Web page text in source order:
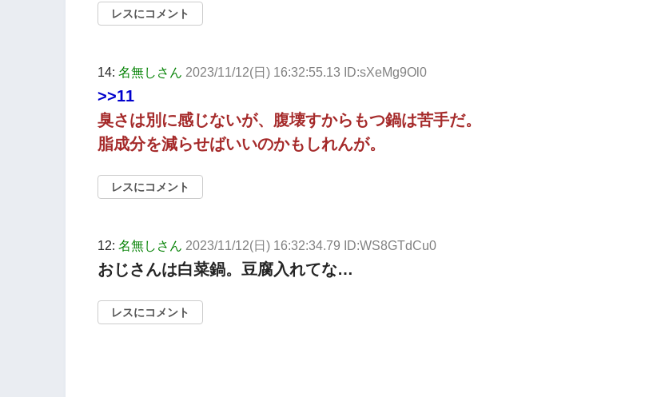
レスにコメント
14: 名無しさん 2023/11/12(日) 16:32:55.13 ID:sXeMg9Ol0
>>11
臭さは別に感じないが、腹壊すからもつ鍋は苦手だ。
脂成分を減らせばいいのかもしれんが。
レスにコメント
12: 名無しさん 2023/11/12(日) 16:32:34.79 ID:WS8GTdCu0
おじさんは白菜鍋。豆腐入れてな…
レスにコメント